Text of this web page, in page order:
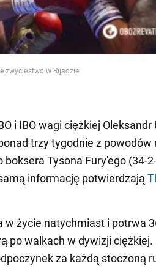
zwycięstwo w Rijadzie
i IBO wagi ciężkiej Oleksandr
trzy tygodnie z
Tysona Fury'ego (34-
informację potwierdzają
w życie natychmiast i potrwa
po walkach w dywizji ciężkiej.
za każdą stoczoną